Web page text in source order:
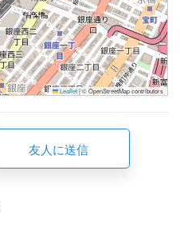
Leaflet|© OpenStreetMap contributors
友人に送信